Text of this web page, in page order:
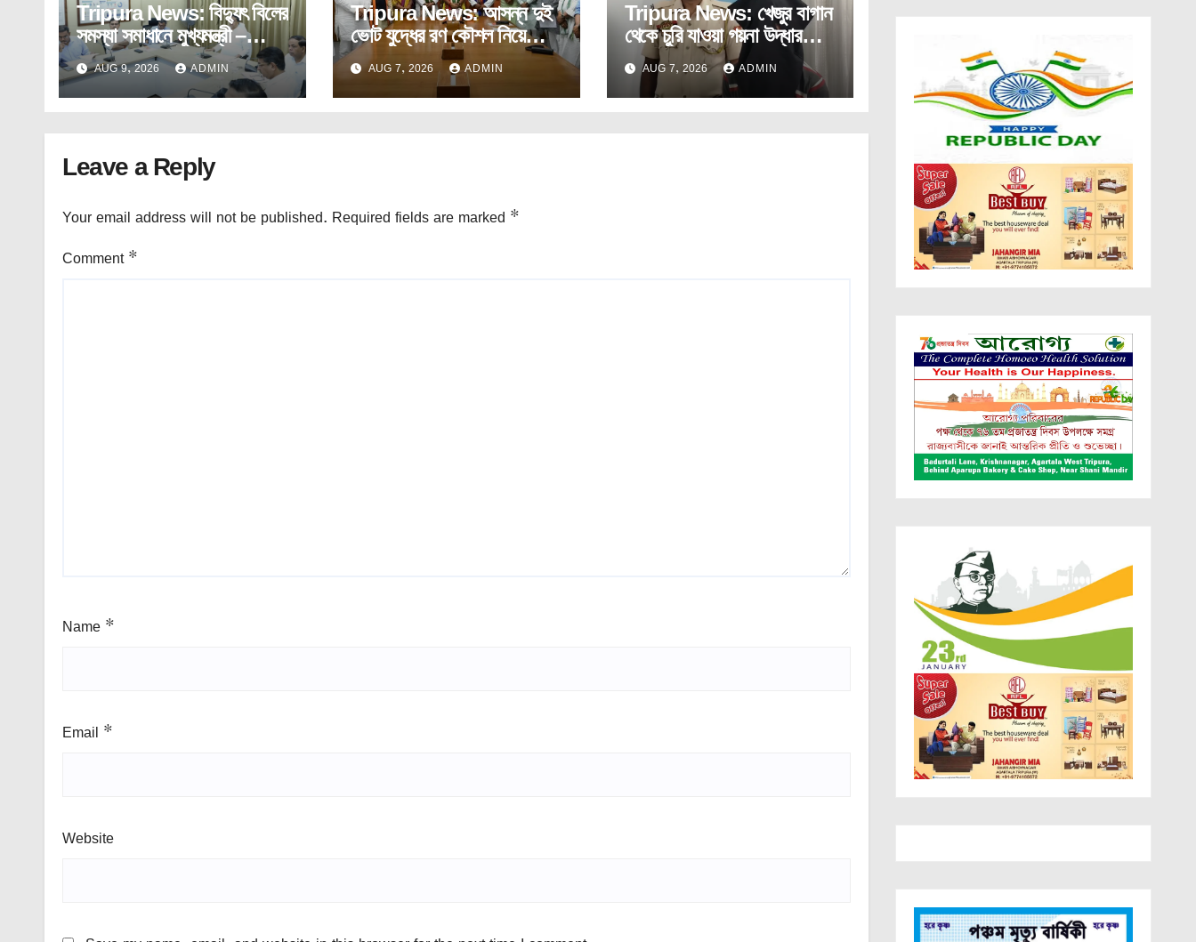
Tripura News: বিদ্যুৎ বিলের
সমস্যা সমাধানে মুখ্যমন্ত্রী –
বিদ্যুৎ মন্ত্রীর বৈঠক।
AUG 9, 2026 ADMIN
Tripura News: আসন্ন দুই
ভোট যুদ্ধের রণ কৌশল নিয়ে
নীতিন নবীনের সঙ্গে প্রদেশ
বিজেপির কোর কমিটির বৈঠক।
AUG 7, 2026 ADMIN
Tripura News: খেজুর বাগান
থেকে চুরি যাওয়া গয়না উদ্ধার
প্রতাপগড়ে। ধৃত চোর।
AUG 7, 2026 ADMIN
Leave a Reply
Your email address will not be published. Required fields are marked *
Comment *
Name *
Email *
Website